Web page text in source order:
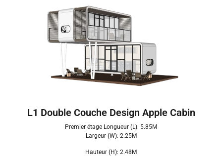
L1 Double Couche Design Apple Cabin
Premier étage Longueur (L): 5.85M
Largeur (W): 2.25M
Hauteur (H): 2.48M